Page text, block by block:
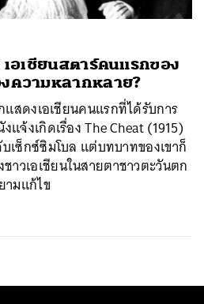
เอเชียนสตาร์คนแรกของ
ความหลากหลาย?
แสดงเอเชียนคนแรกที่ได้รับการ
จ้งเกิดเรื่อง The Cheat (1915)
เซ็กซ์ซิมโบล แต่บทบาทของเขาก็
าวเอเชียนในสายตาชาวตะวันตก
ามแก้ไข
LINE EMAIL